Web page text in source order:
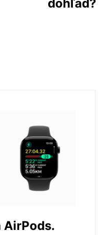
dohľad?
AirPods.